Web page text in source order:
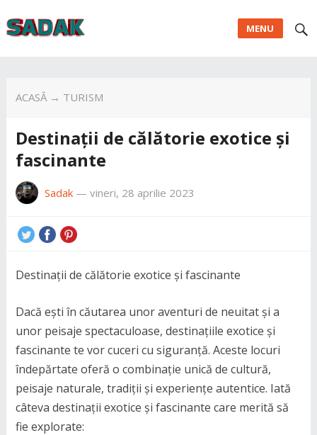
MENU
ACASĂ→ TURISM
Destinații de călătorie exotice și
fascinante
Sadak— vineri, 28 aprilie 2023
Destinații de călătorie exotice și fascinante
Dacă ești în căutarea unor aventuri de neuitat și a
unor peisaje spectaculoase, destinațiile exotice și
fascinante te vor cuceri cu siguranță. Aceste locuri
îndepărtate oferă o combinație unică de cultură,
peisaje naturale, tradiții și experiențe autentice. Iată
câteva destinații exotice și fascinante care merită să
fie explorate: